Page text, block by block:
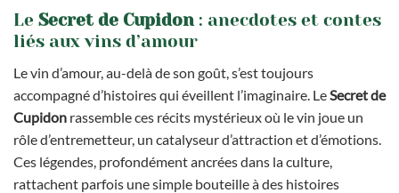
Le Secret de Cupidon: anecdotes et contes
liés aux vins d’amour
Le vin d’amour, au-delà de son goût, s’est toujours
accompagné d’histoires qui éveillent l’imaginaire. LeSecret de
Cupidon rassemble ces récits mystérieux où le vin joue un
rôle d’entremetteur, un catalyseur d’attraction et d’émotions.
Ces légendes, profondément ancrées dans la culture,
rattachent parfois une simple bouteille à des histoires